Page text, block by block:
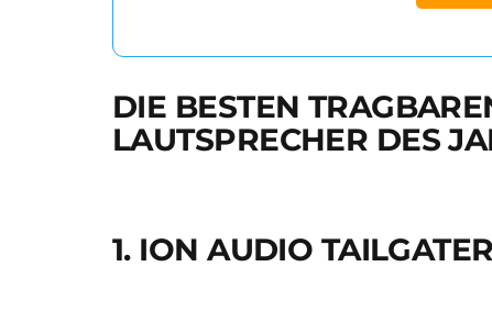
DIE BESTEN
LAUTSPRECHER DES
1. ION AUDIO